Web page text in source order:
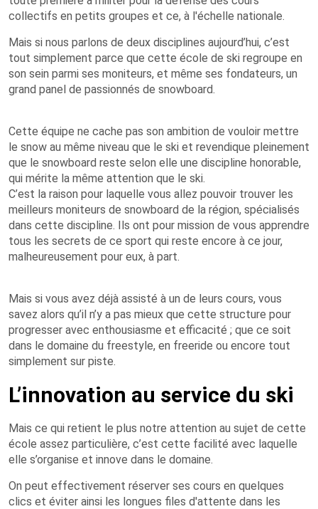
collectifs en petits groupes et ce, à l'échelle nationale.
Mais si nous parlons de deux disciplines aujourd’hui, c’est
tout simplement parce que cette école de ski regroupe en
son sein parmi ses moniteurs, et même ses fondateurs, un
grand panel de passionnés de snowboard.
Cette équipe ne cache pas son ambition de vouloir mettre
le snow au même niveau que le ski et revendique pleinement
que le snowboard reste selon elle une discipline honorable,
qui mérite la même attention que le ski.
C’est la raison pour laquelle vous allez pouvoir trouver les
meilleurs moniteurs de snowboard de la région, spécialisés
dans cette discipline. Ils ont pour mission de vous apprendre
tous les secrets de ce sport qui reste encore à ce jour,
malheureusement pour eux, à part.
Mais si vous avez déjà assisté à un de leurs cours, vous
savez alors qu’il n’y a pas mieux que cette structure pour
progresser avec enthousiasme et efficacité ; que ce soit
dans le domaine du freestyle, en freeride ou encore tout
simplement sur piste.
L’innovation au service du ski
Mais ce qui retient le plus notre attention au sujet de cette
école assez particulière, c’est cette facilité avec laquelle
elle s’organise et innove dans le domaine.
On peut effectivement réserver ses cours en quelques
clics et éviter ainsi les longues files d'attente dans les